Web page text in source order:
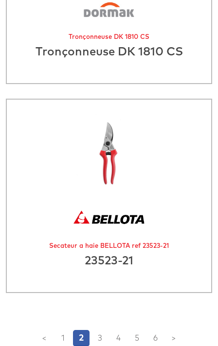
Tronçonneuse DK 1810 CS
Tronçonneuse DK 1810 CS
Secateur a haie BELLOTA ref 23523-21
23523-21
< 1 2 3 4 5 6 >